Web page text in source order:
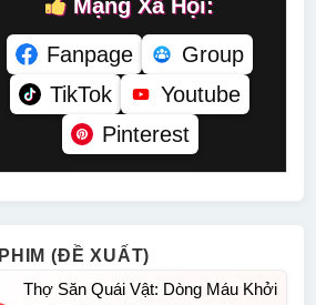
Mạng Xã Hội:
Fanpage
Group
TikTok
Youtube
Pinterest
PHIM (ĐỀ XUẤT)
Thợ Săn Quái Vật: Dòng Máu Khởi